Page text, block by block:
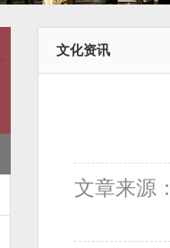
文化资讯
文章来源